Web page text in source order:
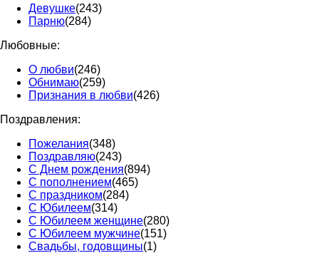
Девушке(243)
Парню(284)
Любовные:
О любви(246)
Обнимаю(259)
Признания в любви(426)
Поздравления:
Пожелания(348)
Поздравляю(243)
С Днем рождения(894)
С пополнением(465)
С праздником(284)
С Юбилеем(314)
С Юбилеем женщине(280)
С Юбилеем мужчине(151)
Свадьбы, годовщины(1)